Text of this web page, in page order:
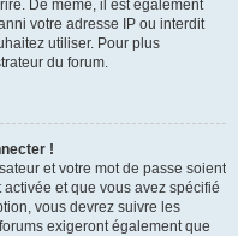
De même, il est également
votre adresse IP ou interdit
utiliser. Pour plus
du forum.
!
et votre mot de passe soient
et que vous avez spécifié
vous devrez suivre les
exigeront également que